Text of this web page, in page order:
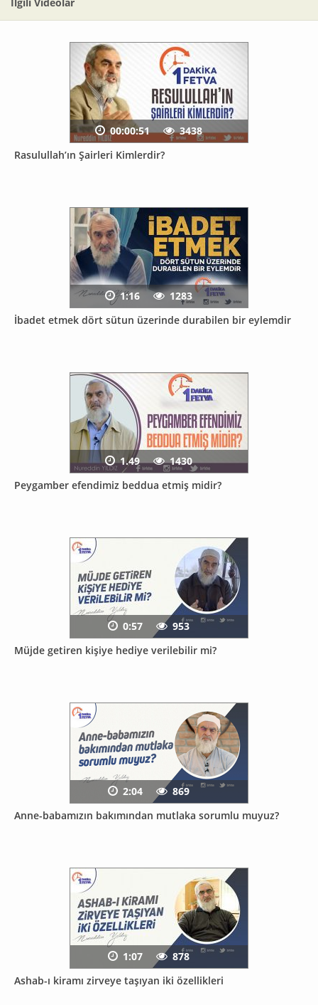
Rasulullah’ın Şairleri Kimlerdir?
00:00:51 3438
İbadet etmek dört sütun üzerinde durabilen bir eylemdir
1:16 1283
Peygamber efendimiz beddua etmiş midir?
1.49 1430
Müjde getiren kişiye hediye verilebilir mi?
0:57 953
Anne-babamızın bakımından mutlaka sorumlu muyuz?
2:04 869
Ashab-ı kiramı zirveye taşıyan iki özellikleri
1:07 878